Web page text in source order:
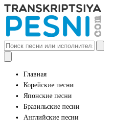
Главная
Корейские песни
Японские песни
Бразильские песни
Английские песни